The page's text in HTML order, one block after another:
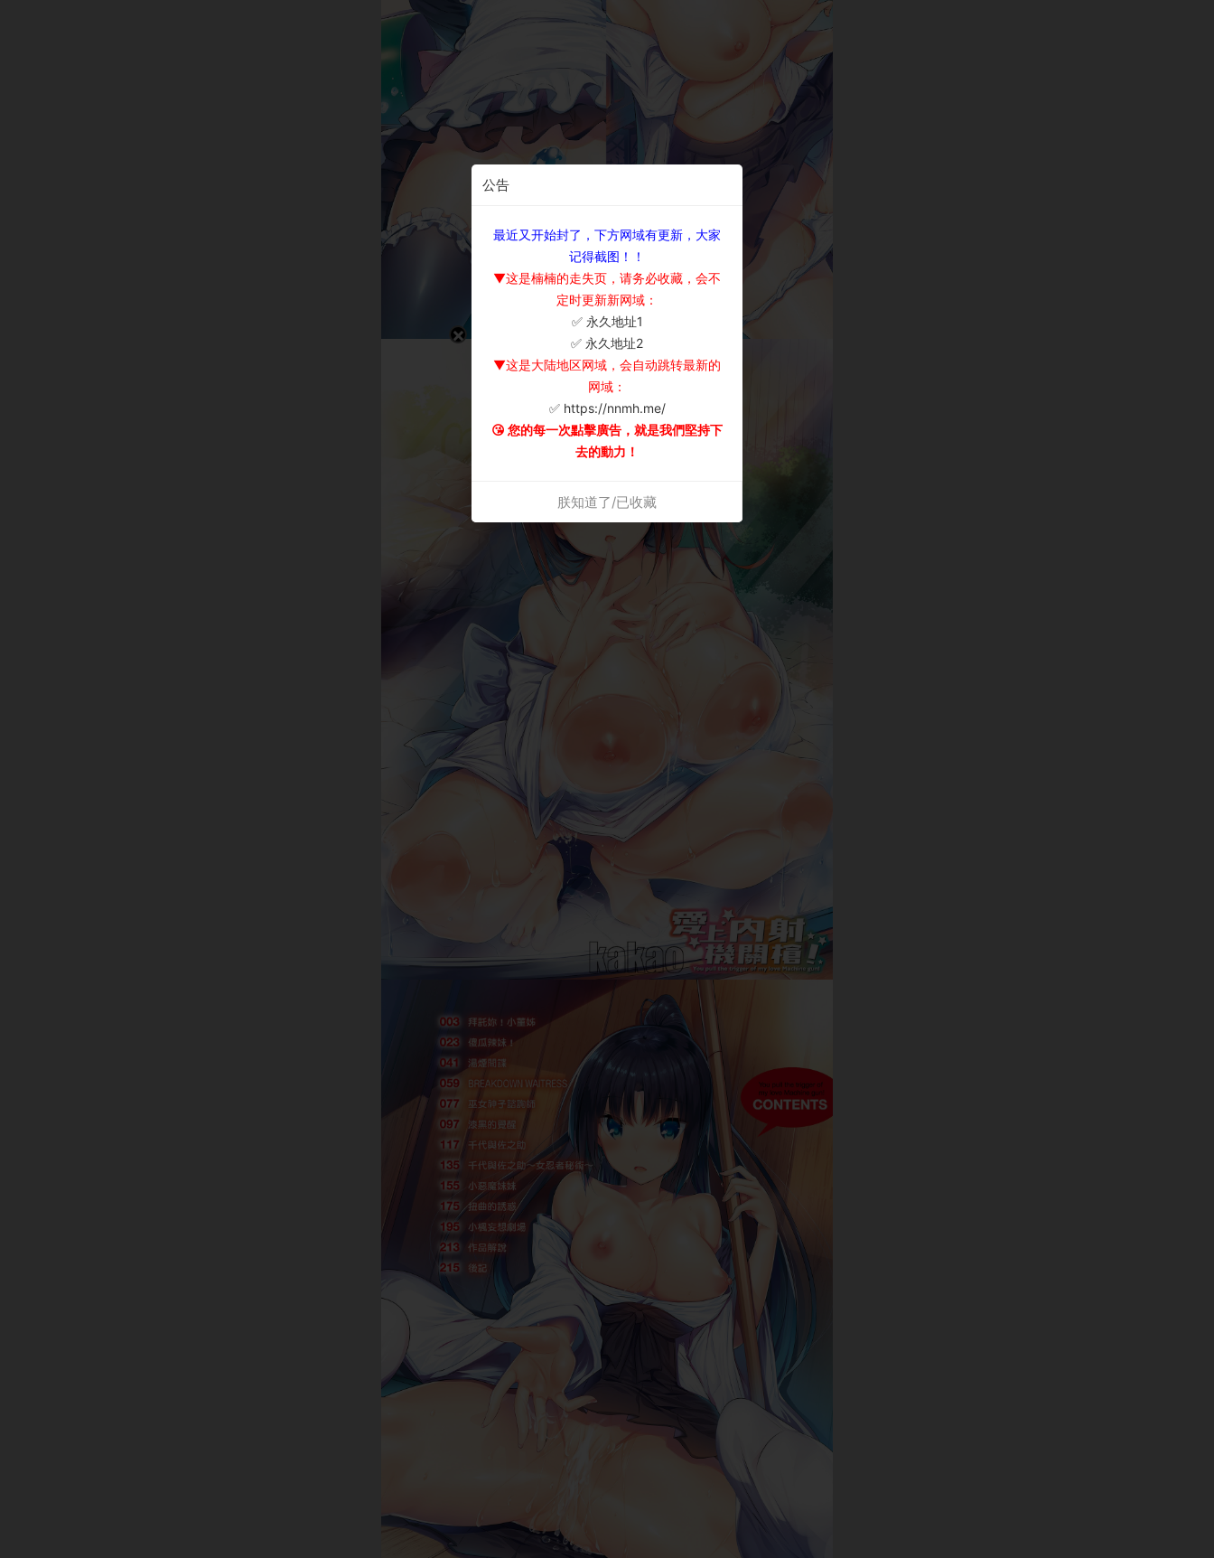
公告
最近又开始封了，下方网域有更新，大家
记得截图！！
▼这是楠楠的走失页，请务必收藏，会不
定时更新新网域：
✅ 永久地址1
✅ 永久地址2
▼这是大陆地区网域，会自动跳转最新的
网域：
✅ https://nnmh.me/
😘 您的每一次點擊廣告，就是我們堅持下
去的動力！
朕知道了/已收藏
×